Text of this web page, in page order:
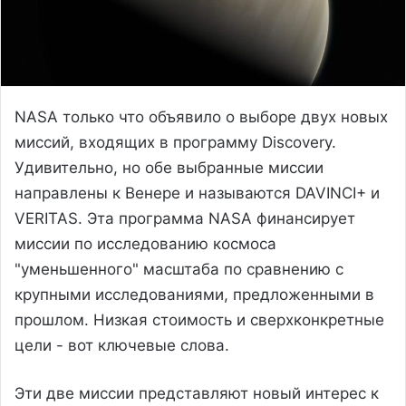
NASA только что объявило о выборе двух новых
миссий, входящих в программу Discovery.
Удивительно, но обе выбранные миссии
направлены к Венере и называются DAVINCI+ и
VERITAS. Эта программа NASA финансирует
миссии по исследованию космоса
"уменьшенного" масштаба по сравнению с
крупными исследованиями, предложенными в
прошлом. Низкая стоимость и сверхконкретные
цели - вот ключевые слова.
Эти две миссии представляют новый интерес к